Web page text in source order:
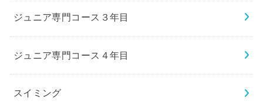
ジュニア専門コース３年目
ジュニア専門コース４年目
スイミング